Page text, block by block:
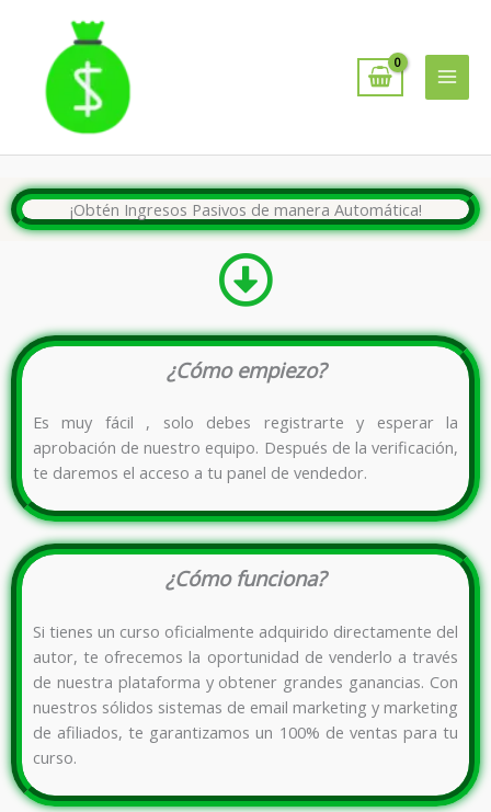
contenido
¡Obtén Ingresos Pasivos de manera Automática!
¿Cómo empiezo?
Es muy fácil , solo debes registrarte y esperar la
aprobación de nuestro equipo. Después de la verificación,
te daremos el acceso a tu panel de vendedor.
¿Cómo funciona?
Si tienes un curso oficialmente adquirido directamente del
autor, te ofrecemos la oportunidad de venderlo a través
de nuestra plataforma y obtener grandes ganancias. Con
nuestros sólidos sistemas de email marketing y marketing
de afiliados, te garantizamos un 100% de ventas para tu
curso.